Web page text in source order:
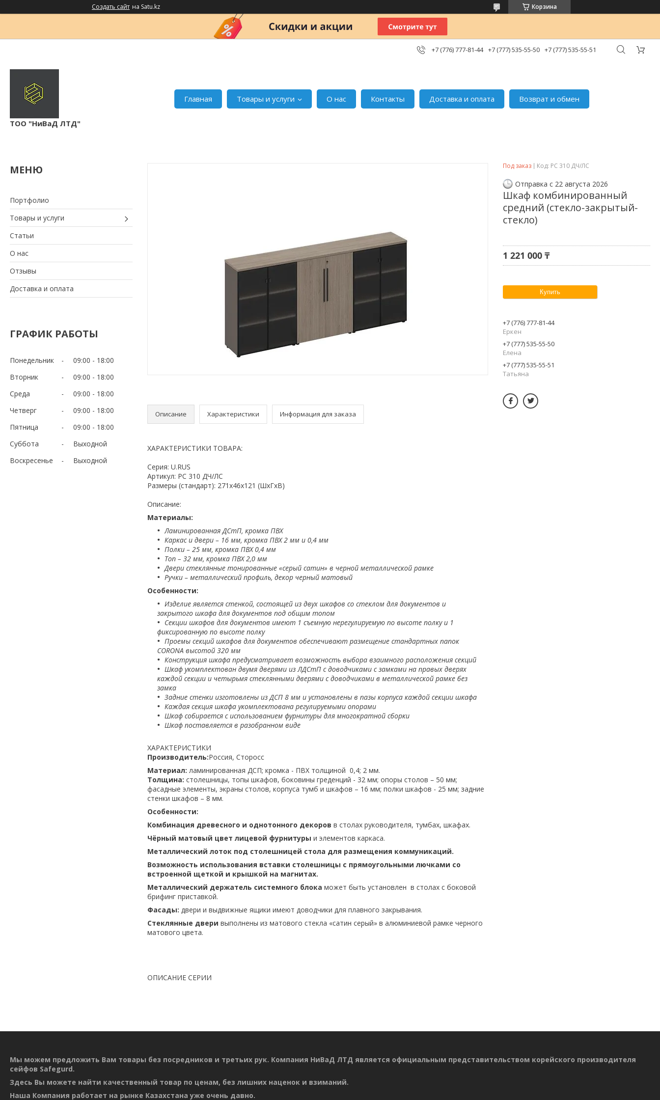
Создать сайт на Satu.kz Корзина
+7 (776) 777-81-44 +7 (777) 535-55-50 +7 (777) 535-55-51
ТОО "НиВаД ЛТД"
Главная Товары и услуги О нас Контакты Доставка и оплата Возврат и обмен
Портфолио
Товары и услуги
Статьи
О нас
Отзывы
Доставка и оплата
ГРАФИК РАБОТЫ
Понедельник 09:00
18:00
Вторник
09:00
18:00
Среда
09:00
18:00
Четверг
09:00
18:00
Пятница
09:00
18:00
Суббота
Выходной
Воскресенье
Выходной
Описание Характеристики Информация для заказа
ХАРАКТЕРИСТИКИ ТОВАРА:
Серия: U.RUS
Артикул: РС 310 ДЧ/ЛС
Размеры (стандарт): 271x46x121 (ШхГхВ)
Описание:
Материалы:
Ламинированная ДСтП, кромка ПВХ
Каркас и двери – 16 мм, кромка ПВХ 2 мм и 0,4 мм
Полки – 25 мм, кромка ПВХ 0,4 мм
Топ – 32 мм, кромка ПВХ 2,0 мм
Двери стеклянные тонированные «серый сатин» в черной металлической рамке
Ручки – металлический профиль, декор черный матовый
Особенности:
Изделие является стенкой, состоящей из двух шкафов со стеклом для документов и
закрытого шкафа для документов под общим топом
Секции шкафов для документов имеют 1 съемную нерегулируемую по высоте полку и 1
фиксированную по высоте полку
Проемы секций шкафов для документов обеспечивают размещение стандартных папок
CORONA высотой 320 мм
Конструкция шкафа предусматривает возможность выбора взаимного расположения секций
Шкаф укомплектован двумя дверями из ЛДСтП с доводчиками с замками на правых дверях
каждой секции и четырьмя стеклянными дверями с доводчиками в металлической рамке без
замка
Задние стенки изготовлены из ДСП 8 мм и установлены в пазы корпуса каждой секции шкафа
Каждая секция шкафа укомплектована регулируемыми опорами
Шкаф собирается с использованием фурнитуры для многократной сборки
Шкаф поставляется в разобранном виде
ХАРАКТЕРИСТИКИ
Производитель:Россия, Сторосс
Материал: ламинированная ДСП; кромка - ПВХ толщиной 0,4; 2 мм.
Толщина: столешницы, топы шкафов, боковины греденций - 32 мм; опоры столов – 50 мм;
фасадные элементы, экраны столов, корпуса тумб и шкафов – 16 мм; полки шкафов - 25 мм; задние
стенки шкафов – 8 мм.
Особенности:
Комбинация древесного и однотонного декоров в столах руководителя, тумбах, шкафах.
Чёрный матовый цвет лицевой фурнитуры и элементов каркаса.
Металлический лоток под столешницей стола для размещения коммуникаций.
Возможность использования вставки столешницы с прямоугольными лючками со
встроенной щеткой и крышкой на магнитах.
Металлический держатель системного блока может быть установлен в столах с боковой
брифинг приставкой.
Фасады: двери и выдвижные ящики имеют доводчики для плавного закрывания.
Стеклянные двери выполнены из матового стекла «сатин серый» в алюминиевой рамке черного
матового цвета.
ОПИСАНИЕ СЕРИИ
Под заказ Код: РС 310 ДЧ/ЛС
Отправка с 22 августа 2026
Шкаф комбинированный
средний (стекло-закрытый-
стекло)
1 221 000 ₸
Купить
+7 (776) 777-81-44
Еркен
+7 (777) 535-55-50
Елена
+7 (777) 535-55-51
Татьяна
Мы можем предложить Вам товары без посредников и третьих рук. Компания НиВаД ЛТД является официальным представительством корейского производителя
сейфов Safegurd.
Здесь Вы можете найти качественный товар по ценам, без лишних наценок и взиманий.
Наша Компания работает на рынке Казахстана уже очень давно.